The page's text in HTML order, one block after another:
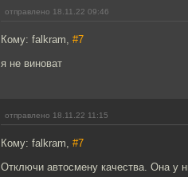
отправлено 18.11.22 09:46
Кому: falkram, #7
я не виноват
отправлено 18.11.22 11:15
Кому: falkram, #7
Отключи автосмену качества. Она у